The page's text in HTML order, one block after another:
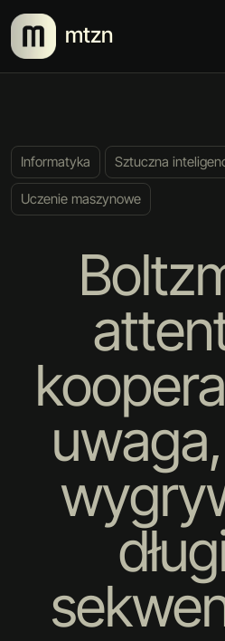
mtzn
Informatyka Sztuczna
Uczenie maszynowe